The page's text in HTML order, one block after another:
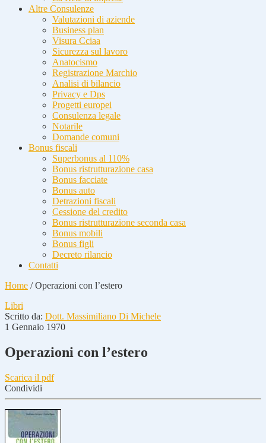
Altre Consulenze
Valutazioni di aziende
Business plan
Visura Cciaa
Sicurezza sul lavoro
Anatocismo
Registrazione Marchio
Analisi di bilancio
Privacy e Dps
Progetti europei
Consulenza legale
Notarile
Domande comuni
Bonus fiscali
Superbonus al 110%
Bonus ristrutturazione casa
Bonus facciate
Bonus auto
Detrazioni fiscali
Cessione del credito
Bonus ristrutturazione seconda casa
Bonus mobili
Bonus figli
Decreto rilancio
Contatti
Home /Operazioni con l’estero
Libri
Scritto da: Dott. Massimiliano Di Michele
1 Gennaio 1970
Operazioni con l’estero
Scarica il pdf
Condividi